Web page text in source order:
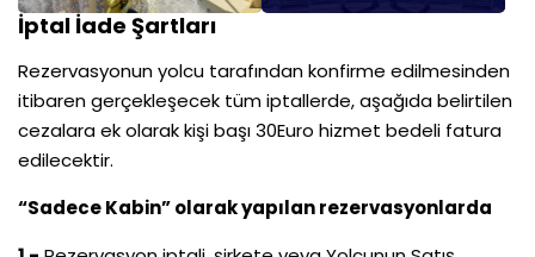
İptal İade Şartları
Rezervasyonun yolcu tarafından konfirme edilmesinden
itibaren gerçekleşecek tüm iptallerde, aşağıda belirtilen
cezalara ek olarak kişi başı 30Euro hizmet bedeli fatura
edilecektir.
“Sadece Kabin” olarak yapılan rezervasyonlarda